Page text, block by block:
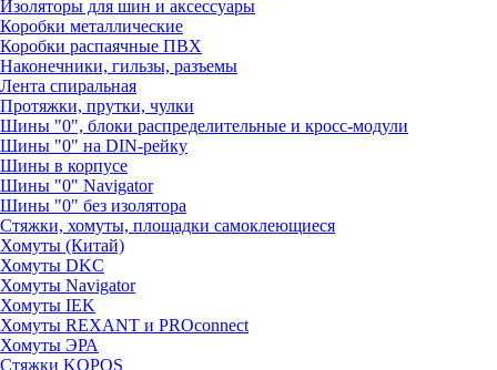
Изоляторы для шин и аксессуары
Коробки металлические
Коробки распаячные ПВХ
Наконечники, гильзы, разъемы
Лента спиральная
Протяжки, прутки, чулки
Шины "0", блоки распределительные и кросс-модули
Шины "0" на DIN-рейку
Шины в корпусе
Шины "0" Navigator
Шины "0" без изолятора
Стяжки, хомуты, площадки самоклеющиеся
Хомуты (Китай)
Хомуты DKC
Хомуты Navigator
Хомуты IEK
Хомуты REXANT и PROconnect
Хомуты ЭРА
Стяжки KOPOS